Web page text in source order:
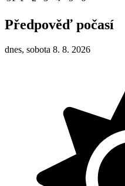
Předpověď počasí
dnes, sobota 8. 8. 2026